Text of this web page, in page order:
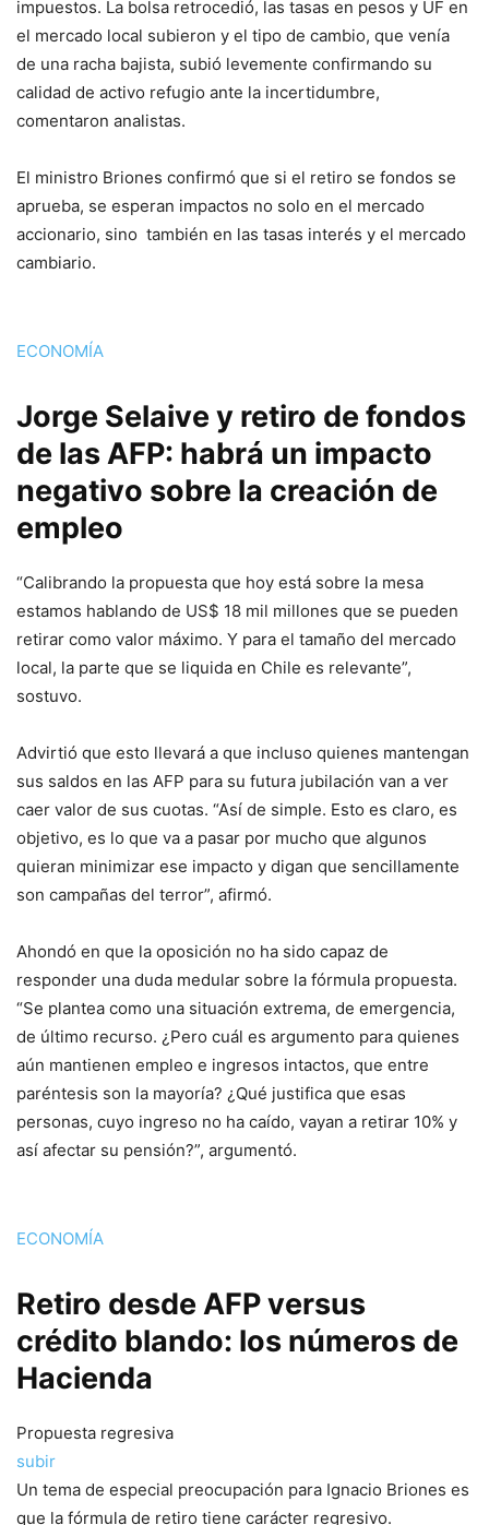
impuestos. La bolsa retrocedió, las tasas en pesos y UF en
el mercado local subieron y el tipo de cambio, que venía
de una racha bajista, subió levemente confirmando su
calidad de activo refugio ante la incertidumbre,
comentaron analistas.
El ministro Briones confirmó que si el retiro se fondos se
aprueba, se esperan impactos no solo en el mercado
accionario, sino también en las tasas interés y el mercado
cambiario.
ECONOMÍA
Jorge Selaive y retiro de fondos
de las AFP: habrá un impacto
negativo sobre la creación de
empleo
“Calibrando la propuesta que hoy está sobre la mesa
estamos hablando de US$ 18 mil millones que se pueden
retirar como valor máximo. Y para el tamaño del mercado
local, la parte que se liquida en Chile es relevante”,
sostuvo.
Advirtió que esto llevará a que incluso quienes mantengan
sus saldos en las AFP para su futura jubilación van a ver
caer valor de sus cuotas. “Así de simple. Esto es claro, es
objetivo, es lo que va a pasar por mucho que algunos
quieran minimizar ese impacto y digan que sencillamente
son campañas del terror”, afirmó.
Ahondó en que la oposición no ha sido capaz de
responder una duda medular sobre la fórmula propuesta.
“Se plantea como una situación extrema, de emergencia,
de último recurso. ¿Pero cuál es argumento para quienes
aún mantienen empleo e ingresos intactos, que entre
paréntesis son la mayoría? ¿Qué justifica que esas
personas, cuyo ingreso no ha caído, vayan a retirar 10% y
así afectar su pensión?”, argumentó.
ECONOMÍA
Retiro desde AFP versus
crédito blando: los números de
Hacienda
Propuesta regresiva
subir
Un tema de especial preocupación para Ignacio Briones es
que la fórmula de retiro tiene carácter regresivo.